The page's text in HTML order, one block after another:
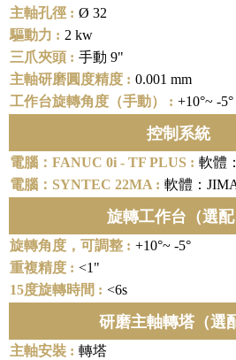
Ø 32
2 kw
手動 9"
0.001 mm
+10°~ -5°
控制系統
軟體
軟體：
旋轉工作台（選配
+10°~ -5°
<1"
<6s
研磨主軸轉塔（選
轉塔